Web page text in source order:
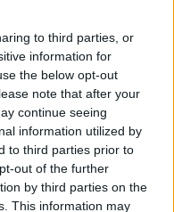
to third parties, or
information for
the below opt-out
note that after your
continue seeing
information utilized by
to third parties prior to
out of the further
by third parties on the
This information may
tristeche si balla. Ma chi lo
“Il vestito sarà tutto
è il male
ci coglie con il sorriso
sul nostro sentire, fino
perdo un accessorio
tra i piedi dei
è stata così rapida che
Mai successo di non